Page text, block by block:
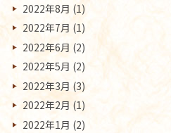
2022年8月 (1)
2022年7月 (1)
2022年6月 (2)
2022年5月 (2)
2022年3月 (3)
2022年2月 (1)
2022年1月 (2)